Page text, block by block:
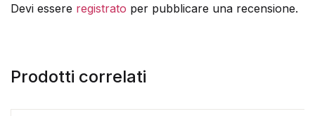
Devi essere registrato per pubblicare una recensione.
Prodotti correlati